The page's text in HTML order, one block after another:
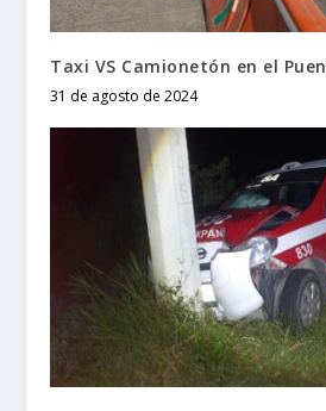
Taxi VS Camionetón en el
31 de agosto de 2024